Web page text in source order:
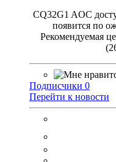
CQ32G1 AOC
появится по
Рекомендуемая
Подписчики 0
Перейти к новости